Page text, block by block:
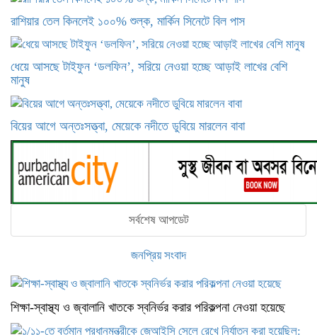
রাশিয়ার তেল কিনলেই ১০০% শুল্ক, মার্কিন সিনেটে বিল পাস
ধেয়ে আসছে টাইফুন ‘ডলফিন’, সরিয়ে নেওয়া হচ্ছে আড়াই লাখের বেশি
মানুষ
বিয়ের আগে অন্তঃসত্ত্বা, মেয়েকে নদীতে ডুবিয়ে মারলেন বাবা
সর্বশেষ আপডেট
জনপ্রিয় সংবাদ
শিক্ষা-স্বাস্থ্য ও জ্বালানি খাতকে স্বনির্ভর করার পরিকল্পনা নেওয়া হয়েছে